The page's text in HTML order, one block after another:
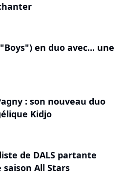
en duo avec... une
: son nouveau duo
Kidjo
de DALS partante
saison All Stars